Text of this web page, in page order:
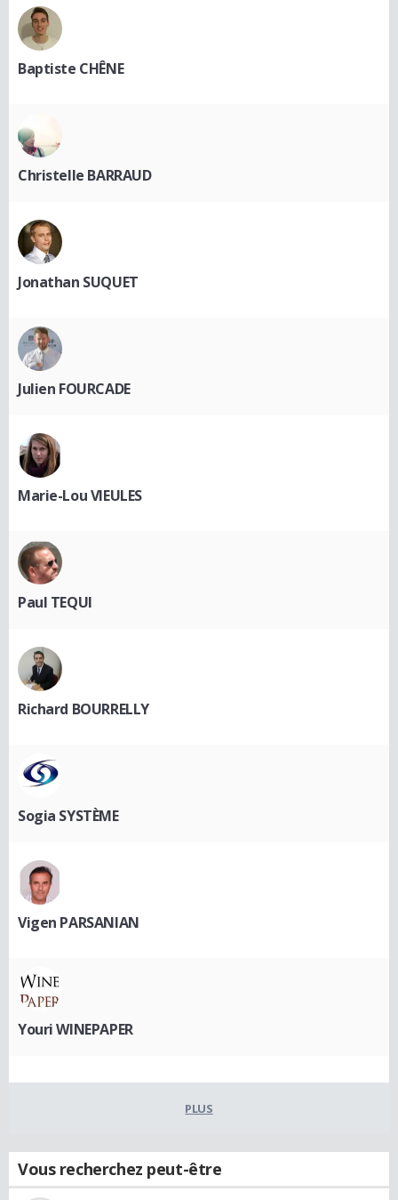
Baptiste CHÊNE
Christelle BARRAUD
Jonathan SUQUET
Julien FOURCADE
Marie-Lou VIEULES
Paul TEQUI
Richard BOURRELLY
Sogia SYSTÈME
Vigen PARSANIAN
Youri WINEPAPER
PLUS
Vous recherchez peut-être